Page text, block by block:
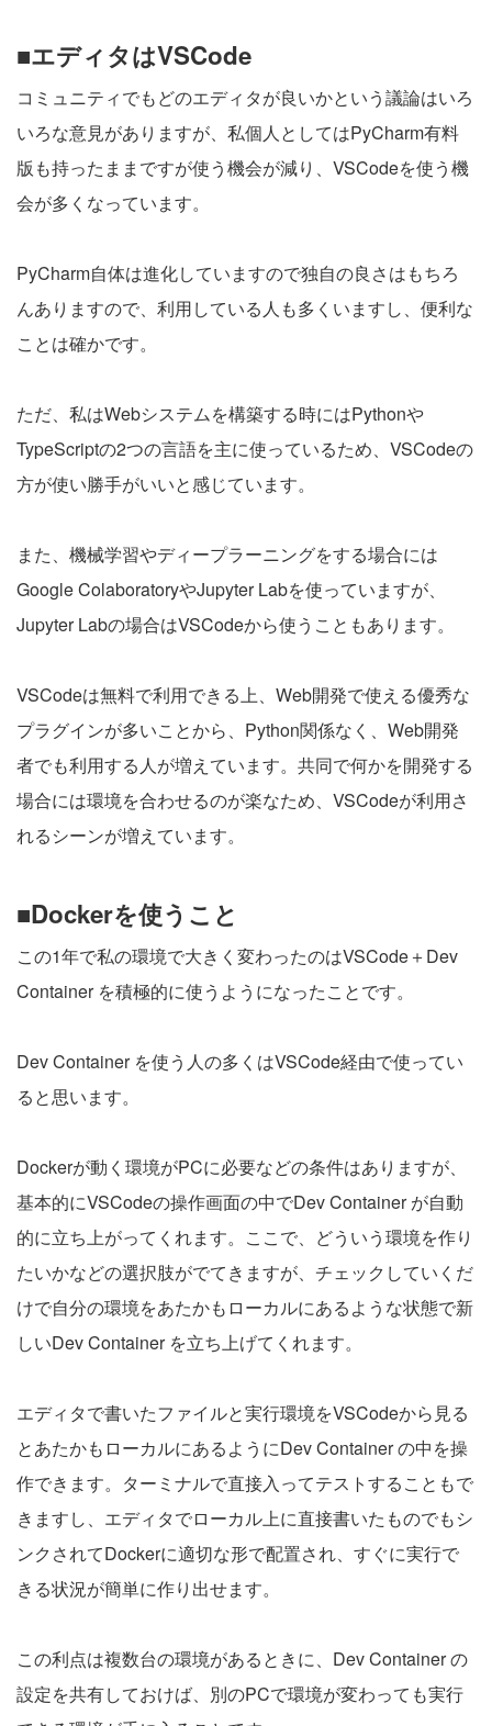
■エディタはVSCode
コミュニティでもどのエディタが良いかという議論はいろ
いろな意見がありますが、私個人としてはPyCharm有料
版も持ったままですが使う機会が減り、VSCodeを使う機
会が多くなっています。
PyCharm自体は進化していますので独自の良さはもちろ
んありますので、利用している人も多くいますし、便利な
ことは確かです。
ただ、私はWebシステムを構築する時にはPythonや
TypeScriptの2つの言語を主に使っているため、VSCodeの
方が使い勝手がいいと感じています。
また、機械学習やディープラーニングをする場合には
Google ColaboratoryやJupyter Labを使っていますが、
Jupyter Labの場合はVSCodeから使うこともあります。
VSCodeは無料で利用できる上、Web開発で使える優秀な
プラグインが多いことから、Python関係なく、Web開発
者でも利用する人が増えています。共同で何かを開発する
場合には環境を合わせるのが楽なため、VSCodeが利用さ
れるシーンが増えています。
■Dockerを使うこと
この1年で私の環境で大きく変わったのはVSCode＋Dev
Container を積極的に使うようになったことです。
Dev Container を使う人の多くはVSCode経由で使ってい
ると思います。
Dockerが動く環境がPCに必要などの条件はありますが、
基本的にVSCodeの操作画面の中でDev Container が自動
的に立ち上がってくれます。ここで、どういう環境を作り
たいかなどの選択肢がでてきますが、チェックしていくだ
けで自分の環境をあたかもローカルにあるような状態で新
しいDev Container を立ち上げてくれます。
エディタで書いたファイルと実行環境をVSCodeから見る
とあたかもローカルにあるようにDev Container の中を操
作できます。ターミナルで直接入ってテストすることもで
きますし、エディタでローカル上に直接書いたものでもシ
ンクされてDockerに適切な形で配置され、すぐに実行で
きる状況が簡単に作り出せます。
この利点は複数台の環境があるときに、Dev Container の
設定を共有しておけば、別のPCで環境が変わっても実行